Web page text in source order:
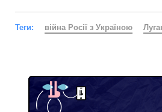
Теги: війна Росії з Україною